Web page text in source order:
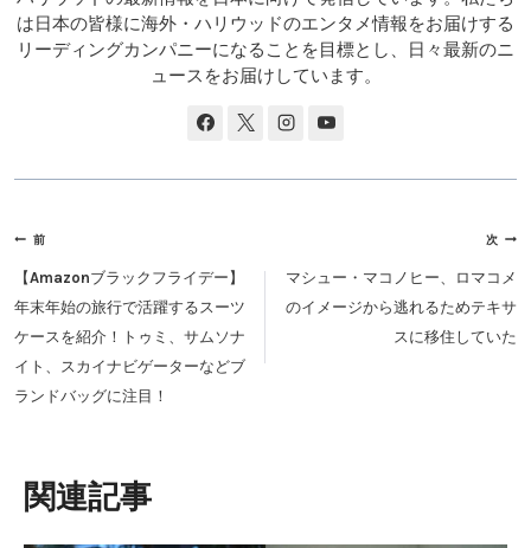
は日本の皆様に海外・ハリウッドのエンタメ情報をお届けする
リーディングカンパニーになることを目標とし、日々最新のニ
ュースをお届けしています。
投
稿
ナ
ビ
ゲ
ー
ン
前
【Amazonブラックフライデー】
年末年始の旅行で活躍するスーツ
ケースを紹介！トゥミ、サムソナ
イト、スカイナビゲーターなどブ
ランドバッグに注目！
次
マシュー・マコノヒー、ロマコメ
のイメージから逃れるためテキサ
スに移住していた
類似投稿